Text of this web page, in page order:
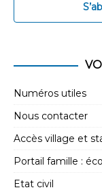
Numéros utiles
Nous contacter
Accès village et
Portail famille :
Etat civil